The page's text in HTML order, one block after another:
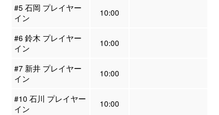
#5 石岡 プレイヤー
イン
10:00
#6 鈴木 プレイヤー
イン
10:00
#7 新井 プレイヤー
イン
10:00
#10 石川 プレイヤー
イン
10:00